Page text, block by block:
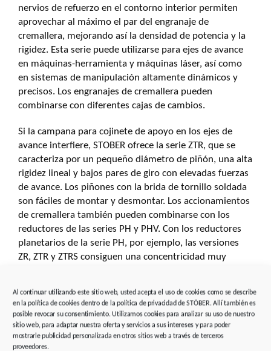
Al continuar utilizando este sitio web, usted acepta el uso de cookies como se describe
en la política de cookies dentro de la política de privacidad de STÖBER. Allí también es
posible revocar su consentimiento. Utilizamos cookies para analizar su uso de nuestro
sitio web, para adaptar nuestra oferta y servicios a sus intereses y para poder
mostrarle publicidad personalizada en otros sitios web a través de terceros
proveedores.
nervios de refuerzo en el contorno interior permiten
aprovechar al máximo el par del engranaje de
cremallera, mejorando así la densidad de potencia y la
rigidez. Esta serie puede utilizarse para ejes de avance
en máquinas-herramienta y máquinas láser, así como
en sistemas de manipulación altamente dinámicos y
precisos. Los engranajes de cremallera pueden
combinarse con diferentes cajas de cambios.
Si la campana para cojinete de apoyo en los ejes de
avance interfiere, STOBER ofrece la serie ZTR, que se
caracteriza por un pequeño diámetro de piñón, una alta
rigidez lineal y bajos pares de giro con elevadas fuerzas
de avance. Los piñones con la brida de tornillo soldada
son fáciles de montar y desmontar. Los accionamientos
de cremallera también pueden combinarse con los
reductores de las series PH y PHV. Con los reductores
planetarios de la serie PH, por ejemplo, las versiones
ZR, ZTR y ZTRS consiguen una concentricidad muy
El usuario puede instalar las unidades completamente
terminadas inmediatamente, sin necesidad de adaptar
el motor y el piñón. Se pueden alcanzar fuerzas de